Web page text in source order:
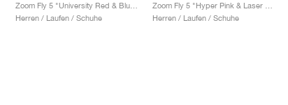
Zoom Fly 5 "University Red & Blue Joy"
Herren / Laufen / Schuhe
Herren / Laufen / Schuhe